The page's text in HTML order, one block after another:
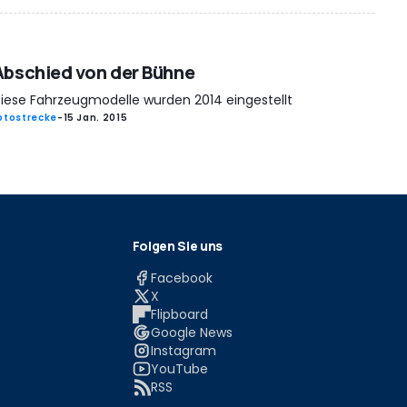
von der Bühne
Fahrzeugmodelle wurden 2014 eingestellt
-15 Jan. 2015
Folgen Sie uns
Facebook
X
Flipboard
Google News
Instagram
YouTube
RSS